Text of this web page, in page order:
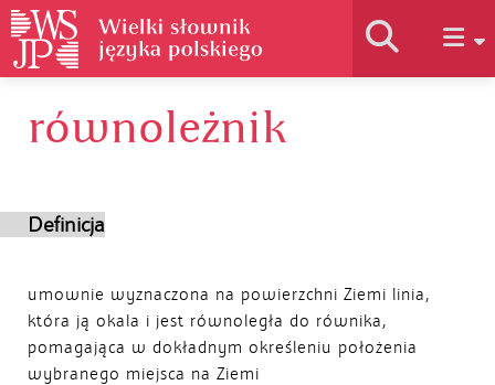
Historia słownika
Autorzy
równoleżnik
Definicja
umownie wyznaczona na powierzchni Ziemi linia,
która ją okala i jest równoległa do równika,
pomagająca w dokładnym określeniu położenia
wybranego miejsca na Ziemi